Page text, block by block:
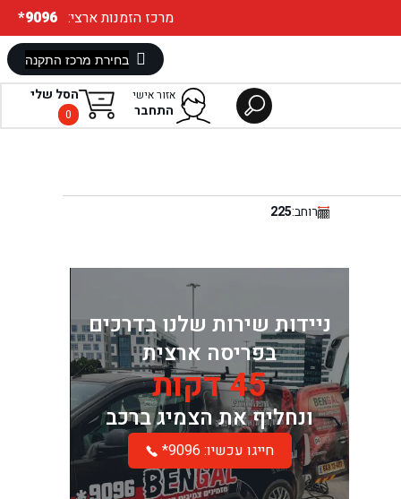
*9096 :מרכז הזמנות ארצי
הסל שלי
0
אזור אישי
התחבר
רוחב:225
ניידות שירות שלנו בדרכים
בפריסה ארצית
45 דקות
ונחליף את הצמיג ברכב
*חייגו עכשיו: 9096